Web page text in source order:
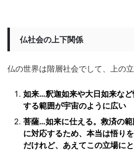
仏社会の上下関係
仏の世界は階層社会でして、上の立
如来…釈迦如来や大日如来な
する範囲が宇宙のように広い
菩薩…如来に仕える。救済の
に対応するため、本当は悟り
だけれど、あえてこの立場に